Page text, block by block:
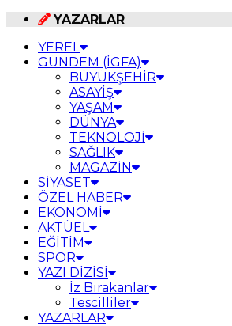
YAZARLAR
YEREL
GÜNDEM (İGFA)
BÜYÜKŞEHİR
ASAYİŞ
YAŞAM
DÜNYA
TEKNOLOJİ
SAĞLIK
MAGAZİN
SİYASET
ÖZEL HABER
EKONOMİ
AKTÜEL
EĞİTİM
SPOR
YAZI DİZİSİ
İz Bırakanlar
Tescilliler
YAZARLAR